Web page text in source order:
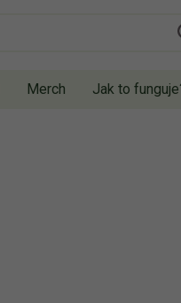
Merch Jak to